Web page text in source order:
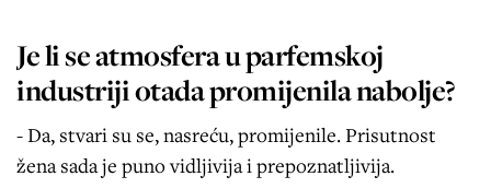
Je li se atmosfera u parfemskoj
industriji otada promijenila nabolje?
- Da, stvari su se, nasreću, promijenile. Prisutnost
žena sada je puno vidljivija i prepoznatljivija.